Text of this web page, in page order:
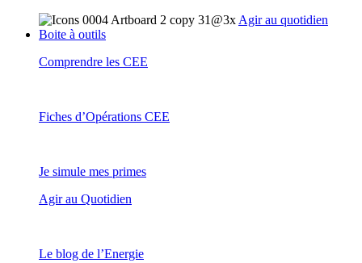
Agir au quotidien
Boite à outils
Comprendre les CEE
Fiches d’Opérations CEE
Je simule mes primes
Agir au Quotidien
Le blog de l’Energie